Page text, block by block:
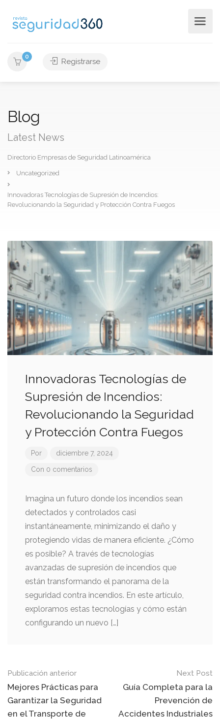
0
Registrarse
Blog
Latest News
Directorio Empresas de Seguridad Latinoamérica
Uncategorized
Innovadoras Tecnologías de Supresión de Incendios:
Revolucionando la Seguridad y Protección Contra Fuegos
Innovadoras Tecnologías de
Supresión de Incendios:
Revolucionando la Seguridad
y Protección Contra Fuegos
Por diciembre 7, 2024
Con 0 comentarios
Imagina un futuro donde los incendios sean
detectados y controlados casi
instantáneamente, minimizando el daño y
protegiendo vidas de manera eficiente. ¿Cómo
es posible? A través de tecnologías
avanzadas de supresión de incendios que
están transformando el panorama de la
seguridad contra incendios. En este artículo,
exploramos estas tecnologías y cómo están
configurando un nuevo […]
Mensaje
de
navegación
Publicación anterior
Mejores Prácticas para
Garantizar la Seguridad
en el Transporte de
Next Post
Guía Completa para la
Prevención de
Accidentes Industriales